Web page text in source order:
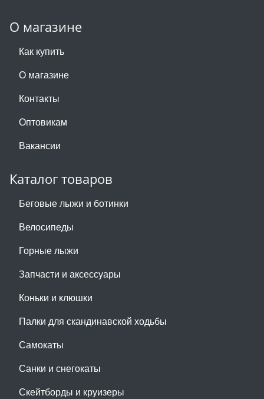
О магазине
Как купить
О магазине
Контакты
Оптовикам
Вакансии
Каталог товаров
Беговые лыжи и ботинки
Велосипеды
Горные лыжи
Запчасти и аксессуары
Коньки и клюшки
Палки для скандинавской ходьбы
Самокаты
Санки и снегокаты
Скейтборды и круизеры